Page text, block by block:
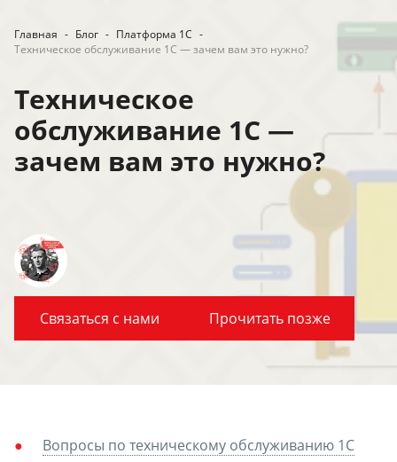
Главная - Блог - Платформа 1С -
Техническое обслуживание 1С — зачем вам это нужно?
Техническое
обслуживание 1С —
зачем вам это нужно?
Связаться с нами Прочитать позже
Вопросы по техническому обслуживанию 1С